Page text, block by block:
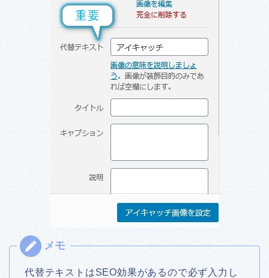
代替テキストはSEO効果があるので必ず入力し